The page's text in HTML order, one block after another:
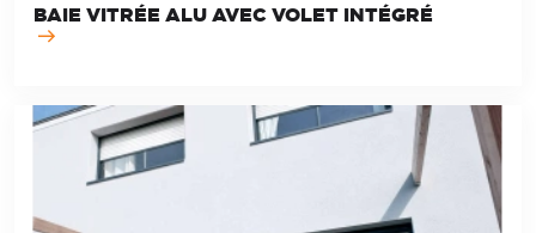
BAIE VITRÉE ALU AVEC VOLET INTÉGRÉ